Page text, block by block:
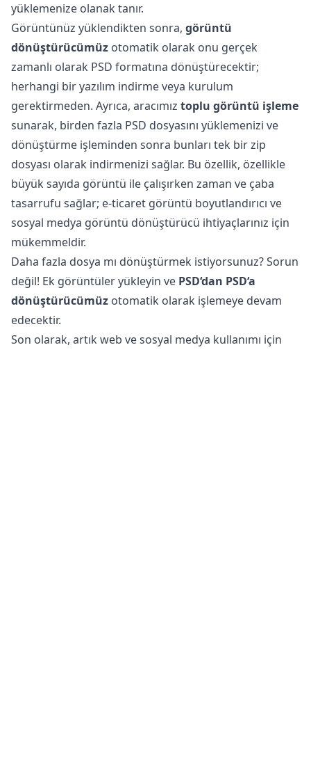
yüklemenize olanak tanır.
Görüntünüz yüklendikten sonra, görüntü
dönüştürücümüz otomatik olarak onu gerçek
zamanlı olarak PSD formatına dönüştürecektir;
herhangi bir yazılım indirme veya kurulum
gerektirmeden. Ayrıca, aracımız toplu görüntü işleme
sunarak, birden fazla PSD dosyasını yüklemenizi ve
dönüştürme işleminden sonra bunları tek bir zip
dosyası olarak indirmenizi sağlar. Bu özellik, özellikle
büyük sayıda görüntü ile çalışırken zaman ve çaba
tasarrufu sağlar; e-ticaret görüntü boyutlandırıcı ve
sosyal medya görüntü dönüştürücü ihtiyaçlarınız için
mükemmeldir.
Daha fazla dosya mı dönüştürmek istiyorsunuz? Sorun
değil! Ek görüntüler yükleyin ve PSD‘dan PSD‘a
dönüştürücümüz otomatik olarak işlemeye devam
edecektir.
Son olarak, artık web ve sosyal medya kullanımı için